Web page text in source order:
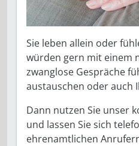
Sie leben allein oder
würden gern mit einem
zwanglose Gespräche
austauschen oder auch
Dann nutzen Sie unser
und lassen Sie sich
ehrenamtlichen